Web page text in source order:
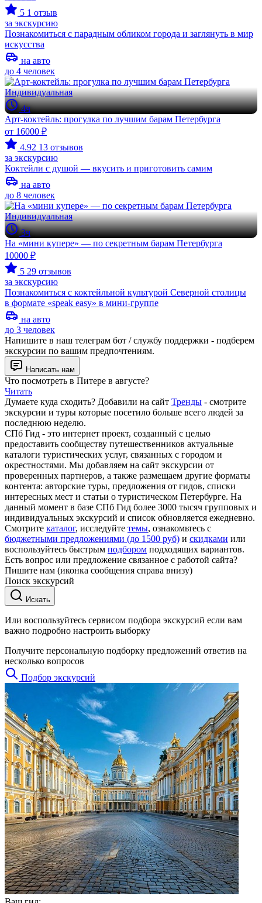
5 1 отзыв
за экскурсию
Познакомиться с парадным обликом города и заглянуть в мир
искусства
на авто
до 4 человек
Индивидуальная
4ч
Арт-коктейль: прогулка по лучшим барам Петербурга
от 16000 ₽
4.92 13 отзывов
за экскурсию
Коктейли с душой — вкусить и приготовить самим
на авто
до 8 человек
Индивидуальная
3ч
На «мини купере» — по секретным барам Петербурга
10000 ₽
5 29 отзывов
за экскурсию
Познакомиться с коктейльной культурой Северной столицы
в формате «speak easy» в мини-группе
на авто
до 3 человек
Напишите в наш телеграм бот / службу поддержки - подберем
экскурсии по вашим предпочтениям.
Написать нам
Что посмотреть в Питере в августе?
Читать
Думаете куда сходить? Добавили на сайт Тренды - смотрите
экскурсии и туры которые посетило больше всего людей за
последнюю неделю.
СПб Гид - это интернет проект, созданный с целью
предоставить сообществу путешественников актуальные
каталоги туристических услуг, связанных с городом и
окрестностями. Мы добавляем на сайт экскурсии от
проверенных партнеров, а также размещаем другие форматы
контента: авторские туры, предложения от гидов, списки
интересных мест и статьи о туристическом Петербурге. На
данный момент в базе СПб Гид более 3000 тысяч групповых и
индивидуальных экскурсий и список обновляется ежедневно.
Смотрите каталог, исследуйте темы, ознакомьтесь с
бюджетными предложениями (до 1500 руб) и скидками или
воспользуйтесь быстрым подбором подходящих вариантов.
Есть вопрос или предложение связанное с работой сайта?
Пишите нам (иконка сообщения справа внизу)
Поиск экскурсий
Искать
Или воспользуйтесь сервисом подбора экскурсий если вам
важно подробно настроить выборку
Получите персональную подборку предложений ответив на
несколько вопросов
Подбор экскурсий